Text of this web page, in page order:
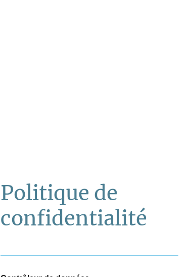
Politique de
confidentialité